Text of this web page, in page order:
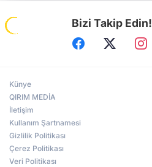
Bizi Takip Edin!
Künye
QIRIM MEDİA
İletişim
Kullanım Şartnamesi
Gizlilik Politikası
Çerez Politikası
Veri Politikası